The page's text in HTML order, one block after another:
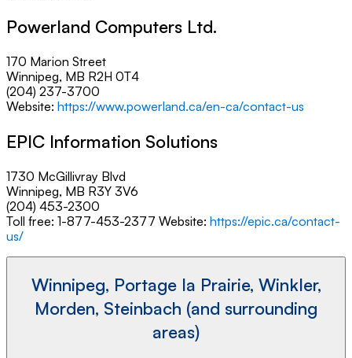
Powerland Computers Ltd.
170 Marion Street
Winnipeg, MB R2H 0T4
(204) 237-3700
Website: https://www.powerland.ca/en-ca/contact-us
EPIC Information Solutions
1730 McGillivray Blvd
Winnipeg, MB R3Y 3V6
(204) 453-2300
Toll free: 1-877-453-2377 Website: https://epic.ca/contact-
us/
Winnipeg, Portage la Prairie, Winkler,
Morden, Steinbach (and surrounding
areas)